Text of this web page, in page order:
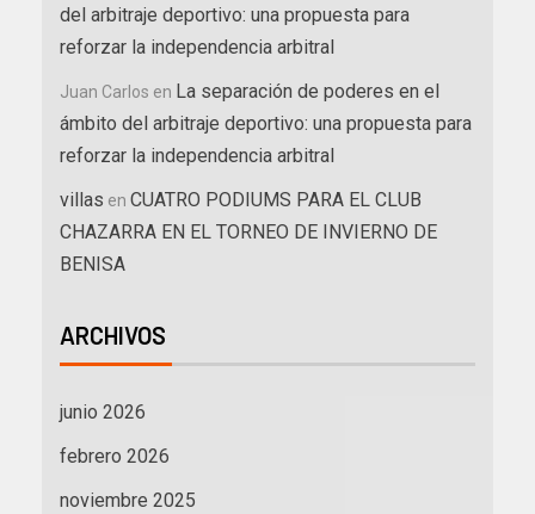
del arbitraje deportivo: una propuesta para
reforzar la independencia arbitral
Juan Carlos en La separación de poderes en el
ámbito del arbitraje deportivo: una propuesta para
reforzar la independencia arbitral
villas en CUATRO PODIUMS PARA EL CLUB
CHAZARRA EN EL TORNEO DE INVIERNO DE
BENISA
ARCHIVOS
junio 2026
febrero 2026
noviembre 2025